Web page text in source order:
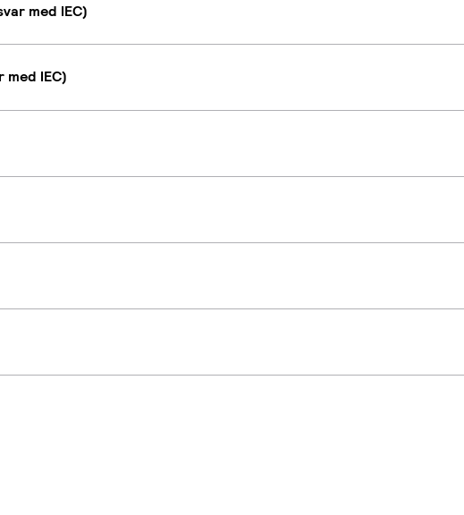
med IEC)
med IEC)